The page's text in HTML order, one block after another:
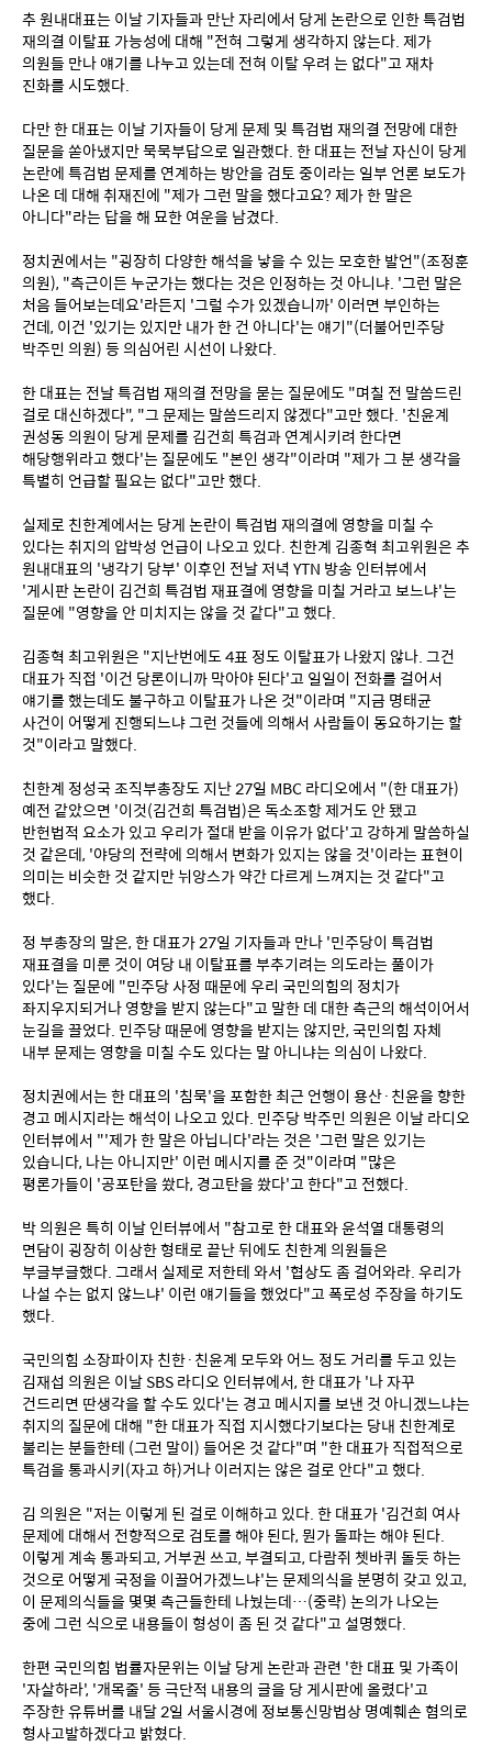
추 원내대표는 이날 기자들과 만난 자리에서 당게 논란으로 인한 특검법
재의결 이탈표 가능성에 대해 "전혀 그렇게 생각하지 않는다. 제가
의원들 만나 얘기를 나누고 있는데 전혀 이탈 우려 는 없다"고 재차
진화를 시도했다.
다만 한 대표는 이날 기자들이 당게 문제 및 특검법 재의결 전망에 대한
질문을 쏟아냈지만 묵묵부답으로 일관했다. 한 대표는 전날 자신이 당게
논란에 특검법 문제를 연계하는 방안을 검토 중이라는 일부 언론 보도가
나온 데 대해 취재진에 "제가 그런 말을 했다고요? 제가 한 말은
아니다"라는 답을 해 묘한 여운을 남겼다.
정치권에서는 "굉장히 다양한 해석을 낳을 수 있는 모호한 발언"(조정훈
의원), "측근이든 누군가는 했다는 것은 인정하는 것 아니냐. '그런 말은
처음 들어보는데요'라든지 '그럴 수가 있겠습니까' 이러면 부인하는
건데, 이건 '있기는 있지만 내가 한 건 아니다'는 얘기"(더불어민주당
박주민 의원) 등 의심어린 시선이 나왔다.
한 대표는 전날 특검법 재의결 전망을 묻는 질문에도 "며칠 전 말씀드린
걸로 대신하겠다", "그 문제는 말씀드리지 않겠다"고만 했다. '친윤계
권성동 의원이 당게 문제를 김건희 특검과 연계시키려 한다면
해당행위라고 했다'는 질문에도 "본인 생각"이라며 "제가 그 분 생각을
특별히 언급할 필요는 없다"고만 했다.
실제로 친한계에서는 당게 논란이 특검법 재의결에 영향을 미칠 수
있다는 취지의 압박성 언급이 나오고 있다. 친한계 김종혁 최고위원은 추
원내대표의 '냉각기 당부' 이후인 전날 저녁 YTN 방송 인터뷰에서
'게시판 논란이 김건희 특검법 재표결에 영향을 미칠 거라고 보느냐'는
질문에 "영향을 안 미치지는 않을 것 같다"고 했다.
김종혁 최고위원은 "지난번에도 4표 정도 이탈표가 나왔지 않나. 그건
대표가 직접 '이건 당론이니까 막아야 된다'고 일일이 전화를 걸어서
얘기를 했는데도 불구하고 이탈표가 나온 것"이라며 "지금 명태균
사건이 어떻게 진행되느냐 그런 것들에 의해서 사람들이 동요하기는 할
것"이라고 말했다.
친한계 정성국 조직부총장도 지난 27일 MBC 라디오에서 "(한 대표가)
예전 같았으면 '이것(김건희 특검법)은 독소조항 제거도 안 됐고
반헌법적 요소가 있고 우리가 절대 받을 이유가 없다'고 강하게 말씀하실
것 같은데, '야당의 전략에 의해서 변화가 있지는 않을 것'이라는 표현이
의미는 비슷한 것 같지만 뉘앙스가 약간 다르게 느껴지는 것 같다"고
했다.
정 부총장의 말은, 한 대표가 27일 기자들과 만나 '민주당이 특검법
재표결을 미룬 것이 여당 내 이탈표를 부추기려는 의도라는 풀이가
있다'는 질문에 "민주당 사정 때문에 우리 국민의힘의 정치가
좌지우지되거나 영향을 받지 않는다"고 말한 데 대한 측근의 해석이어서
눈길을 끌었다. 민주당 때문에 영향을 받지는 않지만, 국민의힘 자체
내부 문제는 영향을 미칠 수도 있다는 말 아니냐는 의심이 나왔다.
정치권에서는 한 대표의 '침묵'을 포함한 최근 언행이 용산·친윤을 향한
경고 메시지라는 해석이 나오고 있다. 민주당 박주민 의원은 이날 라디오
인터뷰에서 "'제가 한 말은 아닙니다'라는 것은 '그런 말은 있기는
있습니다, 나는 아니지만' 이런 메시지를 준 것"이라며 "많은
평론가들이 '공포탄을 쐈다, 경고탄을 쐈다'고 한다"고 전했다.
박 의원은 특히 이날 인터뷰에서 "참고로 한 대표와 윤석열 대통령의
면담이 굉장히 이상한 형태로 끝난 뒤에도 친한계 의원들은
부글부글했다. 그래서 실제로 저한테 와서 '협상도 좀 걸어와라. 우리가
나설 수는 없지 않느냐' 이런 얘기들을 했었다"고 폭로성 주장을 하기도
했다.
국민의힘 소장파이자 친한·친윤계 모두와 어느 정도 거리를 두고 있는
김재섭 의원은 이날 SBS 라디오 인터뷰에서, 한 대표가 '나 자꾸
건드리면 딴생각을 할 수도 있다'는 경고 메시지를 보낸 것 아니겠느냐는
취지의 질문에 대해 "한 대표가 직접 지시했다기보다는 당내 친한계로
불리는 분들한테 (그런 말이) 들어온 것 같다"며 "한 대표가 직접적으로
특검을 통과시키(자고 하)거나 이러지는 않은 걸로 안다"고 했다.
김 의원은 "저는 이렇게 된 걸로 이해하고 있다. 한 대표가 '김건희 여사
문제에 대해서 전향적으로 검토를 해야 된다, 뭔가 돌파는 해야 된다.
이렇게 계속 통과되고, 거부권 쓰고, 부결되고, 다람쥐 쳇바퀴 돌듯 하는
것으로 어떻게 국정을 이끌어가겠느냐'는 문제의식을 분명히 갖고 있고,
이 문제의식들을 몇몇 측근들한테 나눴는데…(중략) 논의가 나오는
중에 그런 식으로 내용들이 형성이 좀 된 것 같다"고 설명했다.
한편 국민의힘 법률자문위는 이날 당게 논란과 관련 '한 대표 및 가족이
'자살하라', '개목줄' 등 극단적 내용의 글을 당 게시판에 올렸다'고
주장한 유튜버를 내달 2일 서울시경에 정보통신망법상 명예훼손 혐의로
형사고발하겠다고 밝혔다.